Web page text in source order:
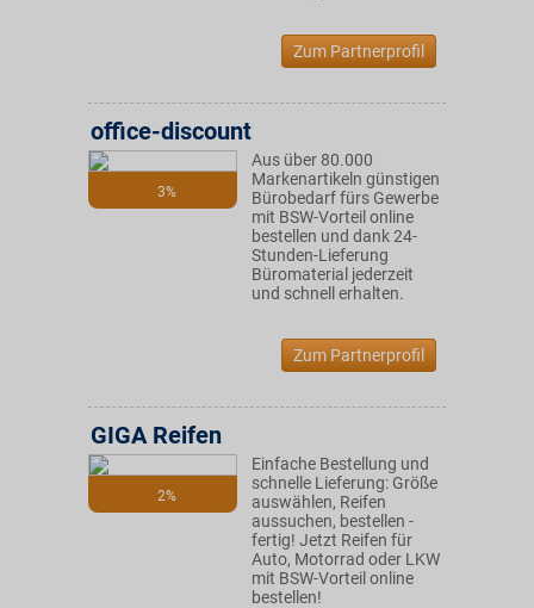
Zum Partnerprofil
3%
office-discount
Aus über 80.000
Markenartikeln günstigen
Bürobedarf fürs Gewerbe
mit BSW-Vorteil online
bestellen und dank 24-
Stunden-Lieferung
Büromaterial jederzeit
und schnell erhalten.
Zum Partnerprofil
2%
GIGA Reifen
Einfache Bestellung und
schnelle Lieferung: Größe
auswählen, Reifen
aussuchen, bestellen -
fertig! Jetzt Reifen für
Auto, Motorrad oder LKW
mit BSW-Vorteil online
bestellen!